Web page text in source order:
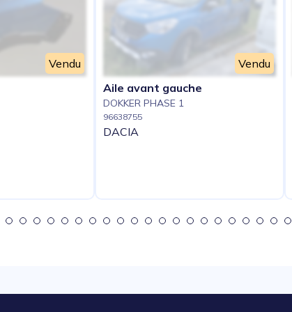
Vendu
Vendu
Aile avant gauche
DOKKER PHASE 1
96638755
DACIA